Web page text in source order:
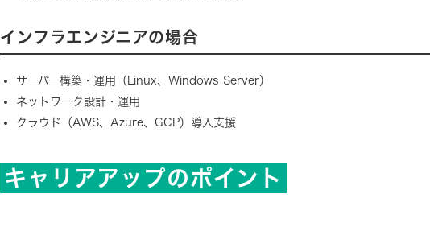
インフラエンジニアの場合
サーバー構築・運用（Linux、Windows Server）
ネットワーク設計・運用
クラウド（AWS、Azure、GCP）導入支援
キャリアアップのポイント